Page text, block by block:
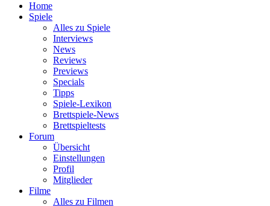
Home
Spiele
Alles zu Spiele
Interviews
News
Reviews
Previews
Specials
Tipps
Spiele-Lexikon
Brettspiele-News
Brettspieltests
Forum
Übersicht
Einstellungen
Profil
Mitglieder
Filme
Alles zu Filmen